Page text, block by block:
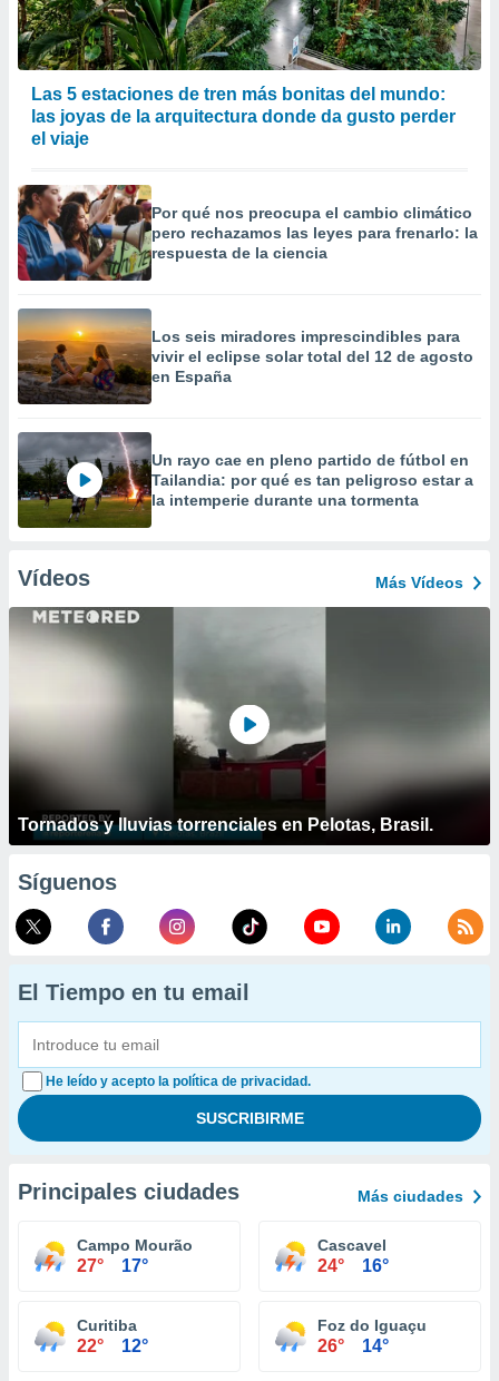
Las 5 estaciones de tren más bonitas del mundo:
las joyas de la arquitectura donde da gusto perder
el viaje
Por qué nos preocupa el cambio climático
pero rechazamos las leyes para frenarlo: la
respuesta de la ciencia
Los seis miradores imprescindibles para
vivir el eclipse solar total del 12 de agosto
en España
Un rayo cae en pleno partido de fútbol en
Tailandia: por qué es tan peligroso estar a
la intemperie durante una tormenta
Vídeos Más Vídeos
Tornados y lluvias torrenciales en Pelotas, Brasil.
Síguenos
El Tiempo en tu email
He leído y acepto la política de privacidad.
Principales ciudades Más ciudades
Campo Mourão
27° 17°
Cascavel
24° 16°
Curitiba
22° 12°
Foz do Iguaçu
26° 14°